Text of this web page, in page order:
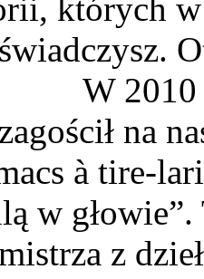
których
2010
na
à tire-
w
z